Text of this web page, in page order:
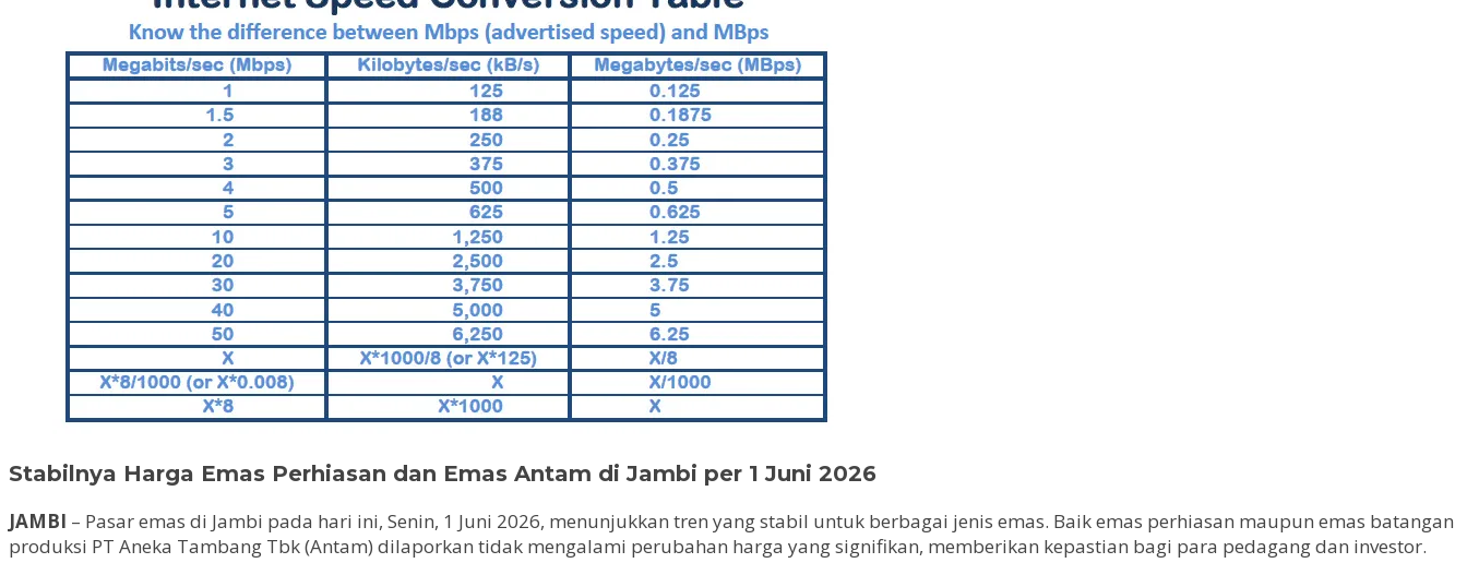
Stabilnya Harga Emas Perhiasan dan Emas Antam di Jambi per 1 Juni 2026
JAMBI – Pasar emas di Jambi pada hari ini, Senin, 1 Juni 2026, menunjukkan tren yang stabil untuk berbagai jenis emas. Baik emas perhiasan maupun emas batangan
produksi PT Aneka Tambang Tbk (Antam) dilaporkan tidak mengalami perubahan harga yang signifikan, memberikan kepastian bagi para pedagang dan investor.